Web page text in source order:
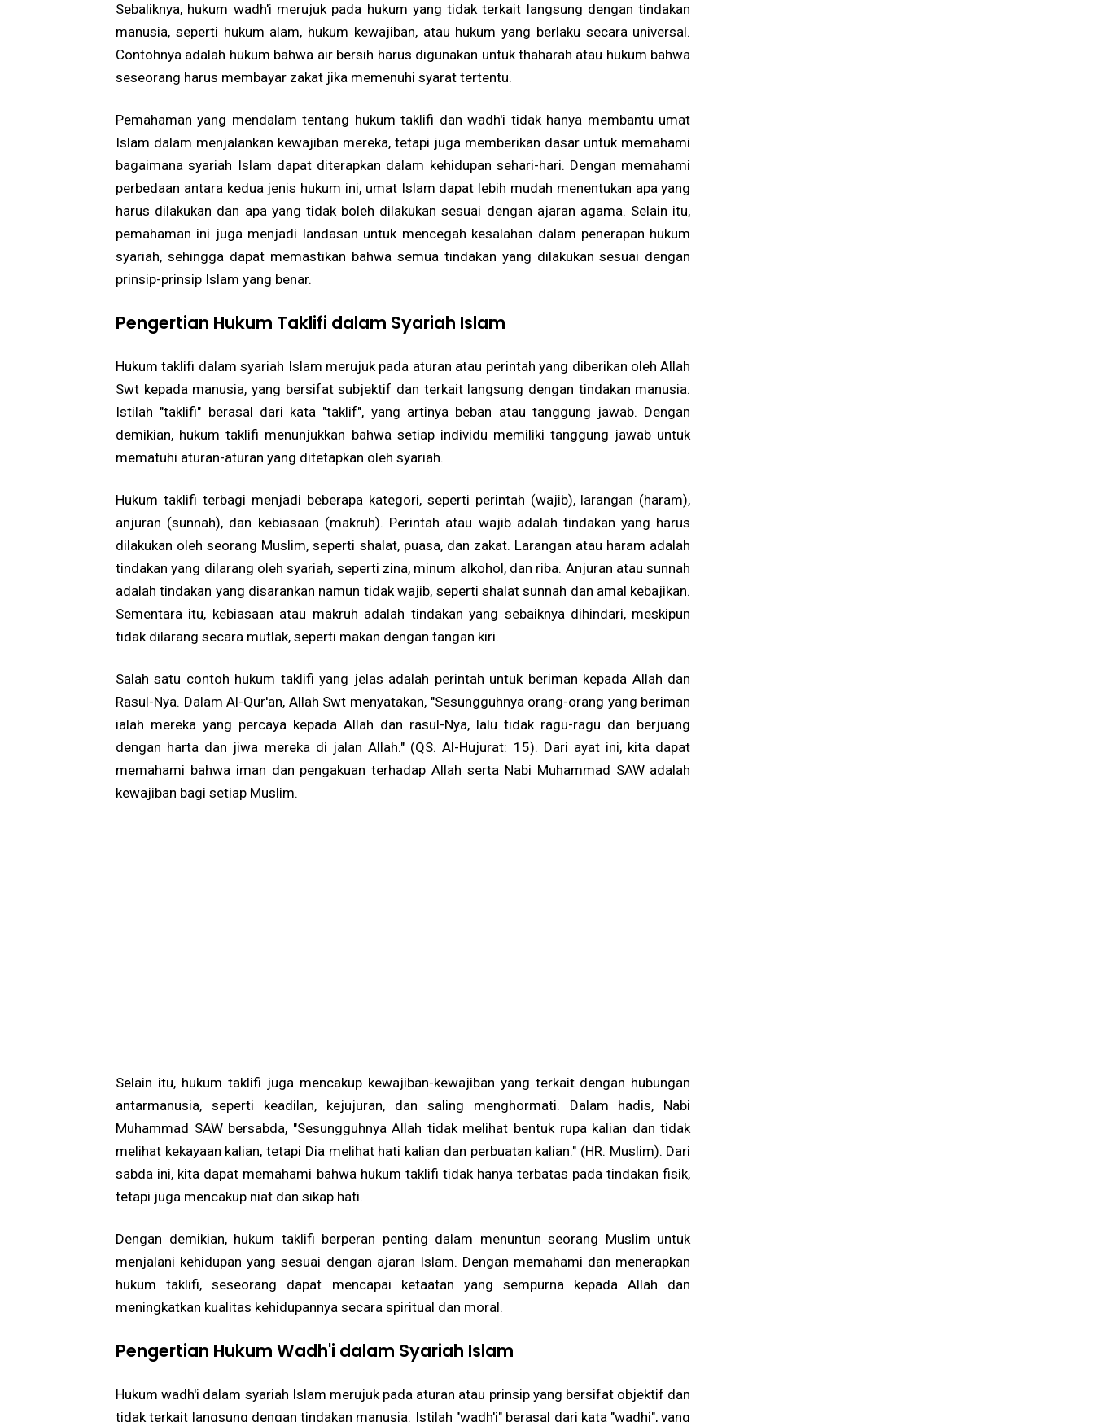
Sebaliknya, hukum wadh'i merujuk pada hukum yang tidak terkait langsung dengan tindakan
manusia, seperti hukum alam, hukum kewajiban, atau hukum yang berlaku secara universal.
Contohnya adalah hukum bahwa air bersih harus digunakan untuk thaharah atau hukum bahwa
seseorang harus membayar zakat jika memenuhi syarat tertentu.
Pemahaman yang mendalam tentang hukum taklifi dan wadh'i tidak hanya membantu umat
Islam dalam menjalankan kewajiban mereka, tetapi juga memberikan dasar untuk memahami
bagaimana syariah Islam dapat diterapkan dalam kehidupan sehari-hari. Dengan memahami
perbedaan antara kedua jenis hukum ini, umat Islam dapat lebih mudah menentukan apa yang
harus dilakukan dan apa yang tidak boleh dilakukan sesuai dengan ajaran agama. Selain itu,
pemahaman ini juga menjadi landasan untuk mencegah kesalahan dalam penerapan hukum
syariah, sehingga dapat memastikan bahwa semua tindakan yang dilakukan sesuai dengan
prinsip-prinsip Islam yang benar.
Pengertian Hukum Taklifi dalam Syariah Islam
Hukum taklifi dalam syariah Islam merujuk pada aturan atau perintah yang diberikan oleh Allah
Swt kepada manusia, yang bersifat subjektif dan terkait langsung dengan tindakan manusia.
Istilah "taklifi" berasal dari kata "taklif", yang artinya beban atau tanggung jawab. Dengan
demikian, hukum taklifi menunjukkan bahwa setiap individu memiliki tanggung jawab untuk
mematuhi aturan-aturan yang ditetapkan oleh syariah.
Hukum taklifi terbagi menjadi beberapa kategori, seperti perintah (wajib), larangan (haram),
anjuran (sunnah), dan kebiasaan (makruh). Perintah atau wajib adalah tindakan yang harus
dilakukan oleh seorang Muslim, seperti shalat, puasa, dan zakat. Larangan atau haram adalah
tindakan yang dilarang oleh syariah, seperti zina, minum alkohol, dan riba. Anjuran atau sunnah
adalah tindakan yang disarankan namun tidak wajib, seperti shalat sunnah dan amal kebajikan.
Sementara itu, kebiasaan atau makruh adalah tindakan yang sebaiknya dihindari, meskipun
tidak dilarang secara mutlak, seperti makan dengan tangan kiri.
Salah satu contoh hukum taklifi yang jelas adalah perintah untuk beriman kepada Allah dan
Rasul-Nya. Dalam Al-Qur'an, Allah Swt menyatakan, "Sesungguhnya orang-orang yang beriman
ialah mereka yang percaya kepada Allah dan rasul-Nya, lalu tidak ragu-ragu dan berjuang
dengan harta dan jiwa mereka di jalan Allah." (QS. Al-Hujurat: 15). Dari ayat ini, kita dapat
memahami bahwa iman dan pengakuan terhadap Allah serta Nabi Muhammad SAW adalah
kewajiban bagi setiap Muslim.
Selain itu, hukum taklifi juga mencakup kewajiban-kewajiban yang terkait dengan hubungan
antarmanusia, seperti keadilan, kejujuran, dan saling menghormati. Dalam hadis, Nabi
Muhammad SAW bersabda, "Sesungguhnya Allah tidak melihat bentuk rupa kalian dan tidak
melihat kekayaan kalian, tetapi Dia melihat hati kalian dan perbuatan kalian." (HR. Muslim). Dari
sabda ini, kita dapat memahami bahwa hukum taklifi tidak hanya terbatas pada tindakan fisik,
tetapi juga mencakup niat dan sikap hati.
Dengan demikian, hukum taklifi berperan penting dalam menuntun seorang Muslim untuk
menjalani kehidupan yang sesuai dengan ajaran Islam. Dengan memahami dan menerapkan
hukum taklifi, seseorang dapat mencapai ketaatan yang sempurna kepada Allah dan
meningkatkan kualitas kehidupannya secara spiritual dan moral.
Pengertian Hukum Wadh'i dalam Syariah Islam
Hukum wadh'i dalam syariah Islam merujuk pada aturan atau prinsip yang bersifat objektif dan
tidak terkait langsung dengan tindakan manusia. Istilah "wadh'i" berasal dari kata "wadhi", yang